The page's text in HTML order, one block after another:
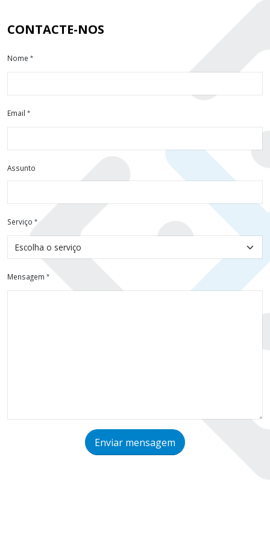
CONTACTE-NOS
Nome
Email
Assunto
Serviço
Mensagem